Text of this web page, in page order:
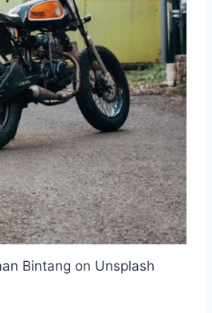
Bintang on Unsplash